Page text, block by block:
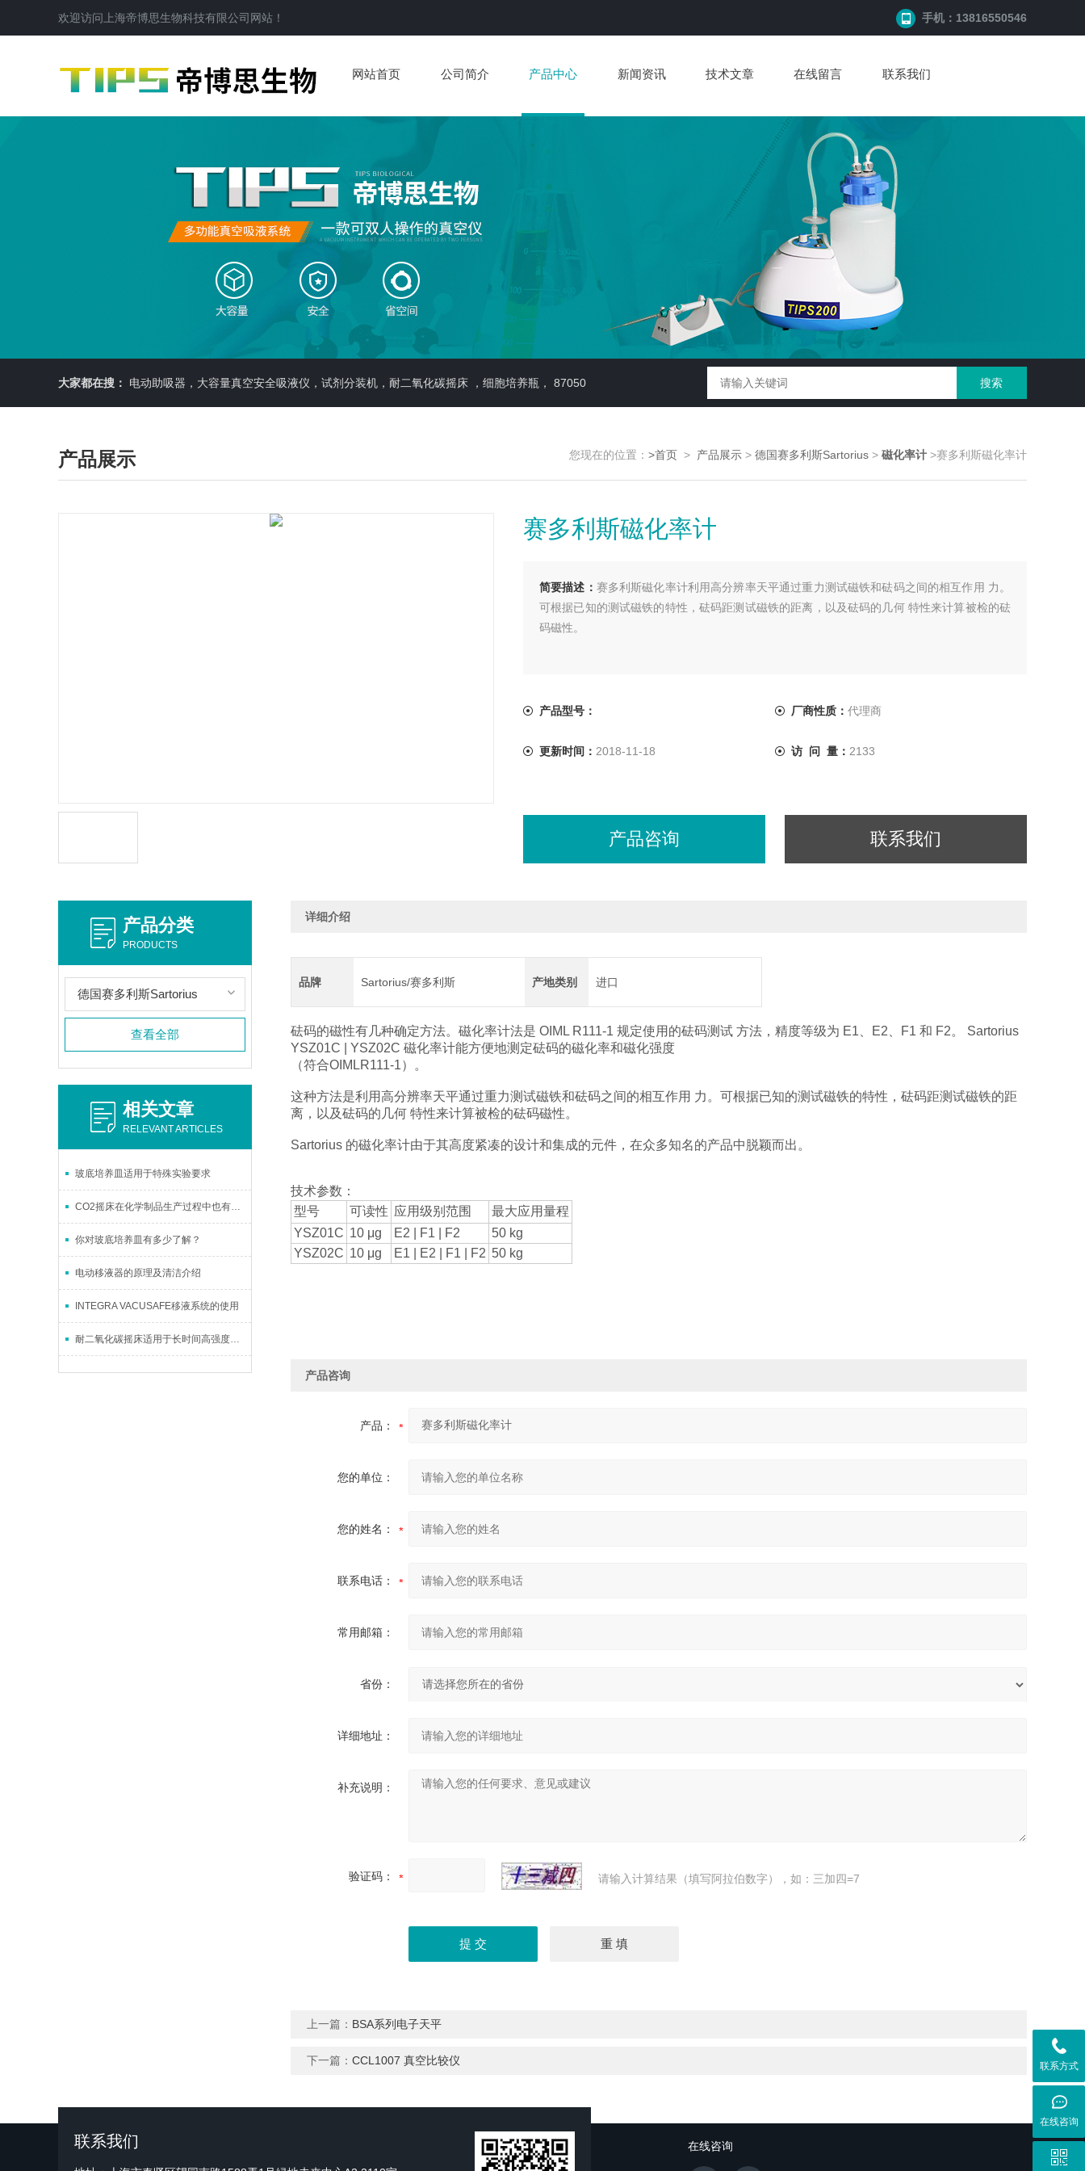
欢迎访问 上海帝博思生物科技有限公司 网站！ 手机：13816550546
网站首页 公司简介 产品中心 新闻资讯 技术文章 在线留言 联系我们
大家都在搜： 电动助吸器，大容量真空安全吸液仪，试剂分装机，耐二氧化碳摇床 ，细胞培养瓶， 87050
产品展示 您现在的位置： >首页 > 产品展示 > 德国赛多利斯Sartorius > 磁化率计 >赛多利斯磁化率计
赛多利斯磁化率计
简要描述： 赛多利斯磁化率计利用高分辨率天平通过重力测试磁铁和砝码之间的相互作用 力。
可根据已知的测试磁铁的特性，砝码距测试磁铁的距离，以及砝码的几何 特性来计算被检的砝
码磁性。
产品型号： 厂商性质： 代理商
更新时间： 2018-11-18 访 问 量： 2133
产品咨询 联系我们
产品分类
PRODUCTS
德国赛多利斯Sartorius
查看全部
相关文章
RELEVANT ARTICLES
玻底培养皿适用于特殊实验要求
CO2摇床在化学制品生产过程中也有应用
你对玻底培养皿有多少了解？
电动移液器的原理及清洁介绍
INTEGRA VACUSAFE移液系统的使用
耐二氧化碳摇床适用于长时间高强度工作
详细介绍
品牌 Sartorius/赛多利斯 产地类别 进口
砝码的磁性有几种确定方法。磁化率计法是 OIML R111-1 规定使用的砝码测试 方法，精度等级为 E1、E2、F1 和 F2。 Sartorius
YSZ01C | YSZ02C 磁化率计能方便地测定砝码的磁化率和磁化强度
（符合OIMLR111-1）。
这种方法是利用高分辨率天平通过重力测试磁铁和砝码之间的相互作用 力。可根据已知的测试磁铁的特性，砝码距测试磁铁的距
离，以及砝码的几何 特性来计算被检的砝码磁性。
Sartorius 的磁化率计由于其高度紧凑的设计和集成的元件，在众多知名的产品中脱颖而出。
技术参数：
型号
可读性 应用级别范围
最大应用量程
YSZ01C 10 μg E2 | F1 | F2
50 kg
YSZ02C 10 μg E1 | E2 | F1 | F2 50 kg
产品咨询
产品：
您的单位：
您的姓名：
联系电话：
常用邮箱：
省份：
详细地址：
补充说明：
验证码： 请输入计算结果（填写阿拉伯数字），如：三加四=7
上一篇： BSA系列电子天平
下一篇： CCL1007 真空比较仪
联系我们 在线咨询
联系方式
在线咨询